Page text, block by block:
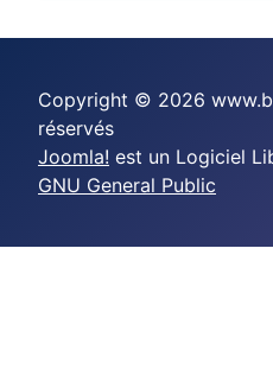
Copyright © 2026
réservés
Joomla! est un Logiciel
GNU General Public